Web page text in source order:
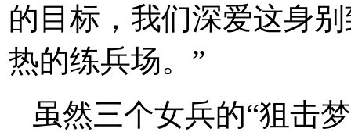
的目标，我们深爱这身
热的练兵场。”
虽然三个女兵的“狙击